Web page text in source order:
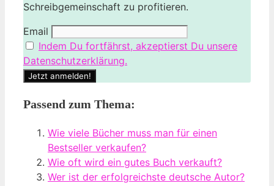
Schreibgemeinschaft zu profitieren.
Email
Indem Du fortfährst, akzeptierst Du unsere
Datenschutzerklärung.
Passend zum Thema:
Wie viele Bücher muss man für einen
Bestseller verkaufen?
Wie oft wird ein gutes Buch verkauft?
Wer ist der erfolgreichste deutsche Autor?